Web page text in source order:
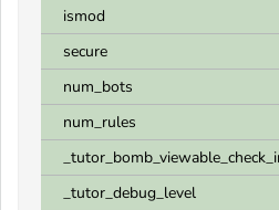
ismod
secure
num_bots
num_rules
_tutor_debug_level